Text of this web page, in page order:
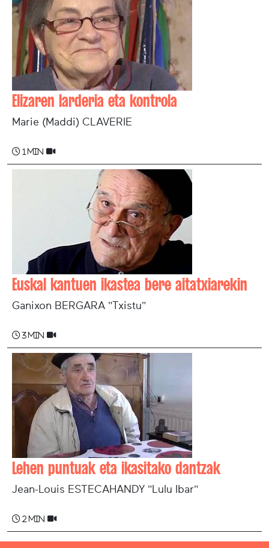
Elizaren larderia eta kontrola
Marie (Maddi) CLAVERIE
1 min
Euskal kantuen ikastea bere aitatxiarekin
Ganixon BERGARA "Txistu"
3 min
Lehen puntuak eta ikasitako dantzak
Jean-Louis ESTECAHANDY "Lulu Ibar"
2 min